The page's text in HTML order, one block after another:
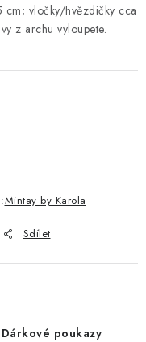
vločky/hvězdičky cca
z archu vyloupete.
Mintay by Karola
Sdílet
Dárkové poukazy